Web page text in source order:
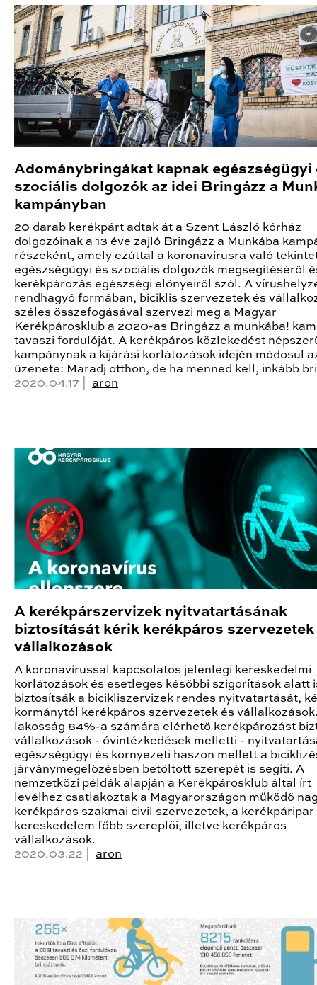
Adománybringákat kapnak egészségügyi
szociális dolgozók az idei Bringázz a
kampányban
20 darab kerékpárt adtak át a Szent László kórház
dolgozóinak a 13 éve zajló Bringázz a Munkába
részeként, amely ezúttal a koronavírusra való
egészségügyi és szociális dolgozók megsegítéséről
kerékpározás egészségi előnyeiről szól. A
rendhagyó formában, biciklis szervezetek és
széles összefogásával szervezi meg a Magyar
Kerékpárosklub a 2020-as Bringázz a munkába!
tavaszi fordulóját. A kerékpáros közlekedést
kampánynak a kijárási korlátozások idején módosul
üzenete: Maradj otthon, de ha menned kell, inkább
2020.04.17 | aron
A kerékpárszervizek nyitvatartásának
biztosítását kérik kerékpáros szervezetek
vállalkozások
A koronavírussal kapcsolatos jelenlegi kereskedelmi
korlátozások és esetleges későbbi szigorítások alatt
biztosítsák a bicikliszervizek rendes nyitvatartását,
kormánytól kerékpáros szervezetek és
lakosság 84%-a számára elérhető kerékpározást
vállalkozások - óvintézkedések melletti -
egészségügyi és környezeti haszon mellett a
járványmegelőzésben betöltött szerepét is segíti. A
nemzetközi példák alapján a Kerékpárosklub által írt
levélhez csatlakoztak a Magyarországon működő
kerékpáros szakmai civil szervezetek, a kerékpáripar
kereskedelem főbb szereplői, illetve kerékpáros
vállalkozások.
2020.03.22 | aron